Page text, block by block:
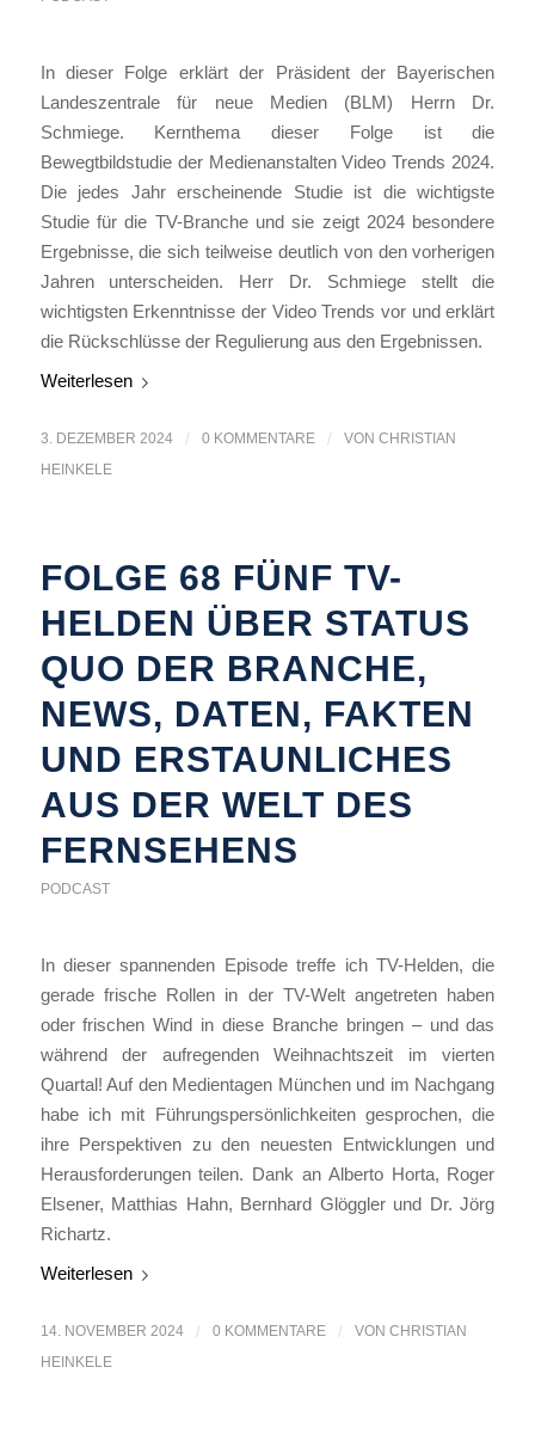
In dieser Folge erklärt der Präsident der Bayerischen
Landeszentrale für neue Medien (BLM) Herrn Dr.
Schmiege. Kernthema dieser Folge ist die
Bewegtbildstudie der Medienanstalten Video Trends 2024.
Die jedes Jahr erscheinende Studie ist die wichtigste
Studie für die TV-Branche und sie zeigt 2024 besondere
Ergebnisse, die sich teilweise deutlich von den vorherigen
Jahren unterscheiden. Herr Dr. Schmiege stellt die
wichtigsten Erkenntnisse der Video Trends vor und erklärt
die Rückschlüsse der Regulierung aus den Ergebnissen.
Weiterlesen
3. DEZEMBER 2024 / 0 KOMMENTARE / VON CHRISTIAN
HEINKELE
FOLGE 68 FÜNF TV-
HELDEN ÜBER STATUS
QUO DER BRANCHE,
NEWS, DATEN, FAKTEN
UND ERSTAUNLICHES
AUS DER WELT DES
FERNSEHENS
PODCAST
In dieser spannenden Episode treffe ich TV-Helden, die
gerade frische Rollen in der TV-Welt angetreten haben
oder frischen Wind in diese Branche bringen – und das
während der aufregenden Weihnachtszeit im vierten
Quartal! Auf den Medientagen München und im Nachgang
habe ich mit Führungspersönlichkeiten gesprochen, die
ihre Perspektiven zu den neuesten Entwicklungen und
Herausforderungen teilen. Dank an Alberto Horta, Roger
Elsener, Matthias Hahn, Bernhard Glöggler und Dr. Jörg
Richartz.
Weiterlesen
14. NOVEMBER 2024 / 0 KOMMENTARE / VON CHRISTIAN
HEINKELE